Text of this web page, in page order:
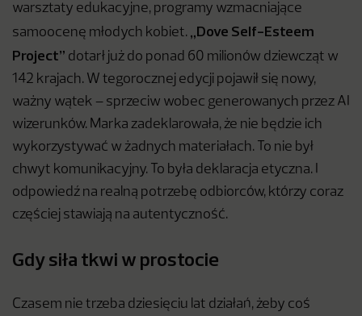
warsztaty edukacyjne, programy wzmacniające
samoocenę młodych kobiet. „Dove Self-Esteem
Project” dotarł już do ponad 60 milionów dziewcząt w
142 krajach. W tegorocznej edycji pojawił się nowy,
ważny wątek – sprzeciw wobec generowanych przez AI
wizerunków. Marka zadeklarowała, że nie będzie ich
wykorzystywać w żadnych materiałach. To nie był
chwyt komunikacyjny. To była deklaracja etyczna. I
odpowiedź na realną potrzebę odbiorców, którzy coraz
częściej stawiają na autentyczność.
Gdy siła tkwi w prostocie
Czasem nie trzeba dziesięciu lat działań, żeby coś